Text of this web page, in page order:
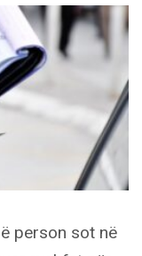
person sot në